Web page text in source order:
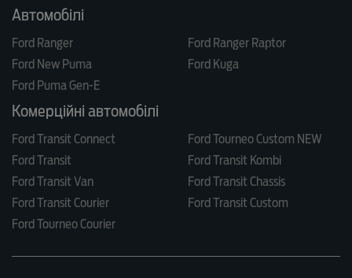
Автомобілі
Ford Ranger
Ford Ranger Raptor
Ford New Puma
Ford Kuga
Ford Puma Gen-E
Комерційні автомобілі
Ford Transit Connect
Ford Tourneo Custom NEW
Ford Transit
Ford Transit Kombi
Ford Transit Van
Ford Transit Chassis
Ford Transit Courier
Ford Transit Custom
Ford Tourneo Courier